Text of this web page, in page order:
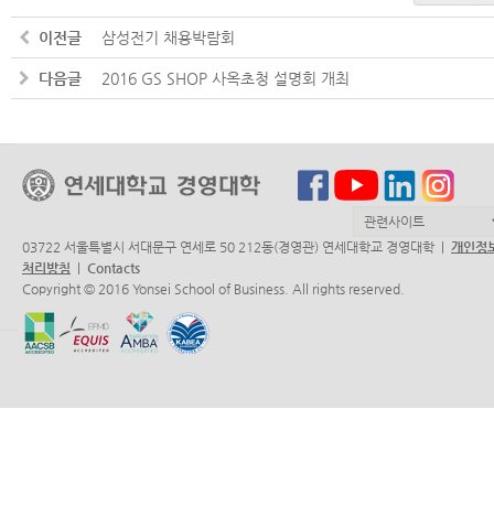
이전글 삼성전기 채용박람회
다음글 2016 GS SHOP 사옥초청 설명회 개최
03722 서울특별시 서대문구 연세로 50 212동(경영관) 연세대학교 경영대학 | 개인정
처리방침
Contacts
Copyright © 2016 Yonsei School of Business. All rights reserved.